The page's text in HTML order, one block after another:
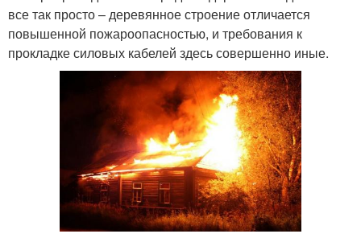
все так просто – деревянное строение отличается
повышенной пожароопасностью, и требования к
прокладке силовых кабелей здесь совершенно иные.